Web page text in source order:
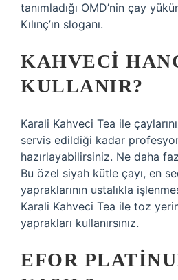
tanımladığı OMD’nin çay
Kılınç’ın sloganı.
KAHVECI
KULLANIR?
Karali Kahveci Tea ile
servis edildiği kadar
hazırlayabilirsiniz. Ne daha
Bu özel siyah kütle çayı, en
yapraklarının ustalıkla
Karali Kahveci Tea ile toz
yaprakları kullanırsınız.
EFOR